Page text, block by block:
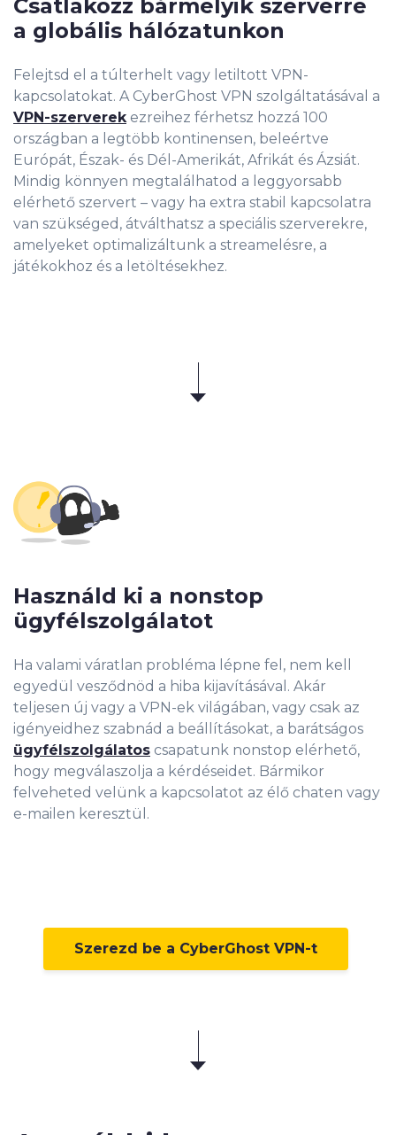
Felejtsd el a túlterhelt vagy letiltott VPN-
kapcsolatokat. A CyberGhost VPN szolgáltatásával a
VPN-szerverek ezreihez férhetsz hozzá 100
országban a legtöbb kontinensen, beleértve
Európát, Észak- és Dél-Amerikát, Afrikát és Ázsiát.
Mindig könnyen megtalálhatod a leggyorsabb
elérhető szervert – vagy ha extra stabil kapcsolatra
van szükséged, átválthatsz a speciális szerverekre,
amelyeket optimalizáltunk a streamelésre, a
játékokhoz és a letöltésekhez.
Csatlakozz bármelyik szerverre
a globális hálózatunkon
Használd ki a nonstop
ügyfélszolgálatot
Ha valami váratlan probléma lépne fel, nem kell
egyedül vesződnöd a hiba kijavításával. Akár
teljesen új vagy a VPN-ek világában, vagy csak az
igényeidhez szabnád a beállításokat, a barátságos
ügyfélszolgálatos csapatunk nonstop elérhető,
hogy megválaszolja a kérdéseidet. Bármikor
felveheted velünk a kapcsolatot az élő chaten vagy
e-mailen keresztül.
Szerezd be a CyberGhost VPN-t